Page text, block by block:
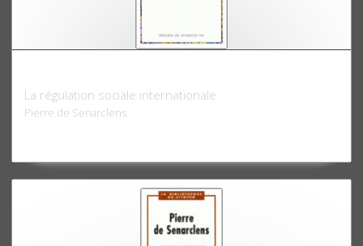
La régulation sociale internationale
Pierre de Senarclens